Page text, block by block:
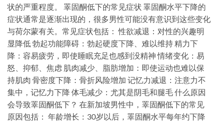
状的严重程度。 睪固酮低下的常见症状 睪固酮水平下降的
症状通常是逐渐出现的，很多男性可能没有意识到这些变化
与荷尔蒙有关。常见症状包括： 性欲减退：对性的兴趣明
显降低 勃起功能障碍：勃起硬度下降、难以维持 精力下
降：容易疲劳，即使睡眠充足也感到没精神 情绪变化：易
怒、抑郁、焦虑 肌肉减少、脂肪增加：即使运动也难以保
持肌肉 骨密度下降：骨折风险增加 记忆力减退：注意力不
集中，记忆力下降 体毛减少：尤其是阴毛和腿毛 什么原因
会导致睪固酮低下？ 在新加坡男性中，睪固酮低下的常见
原因包括： 年龄增长：30岁以后，睪固酮水平每年约下降